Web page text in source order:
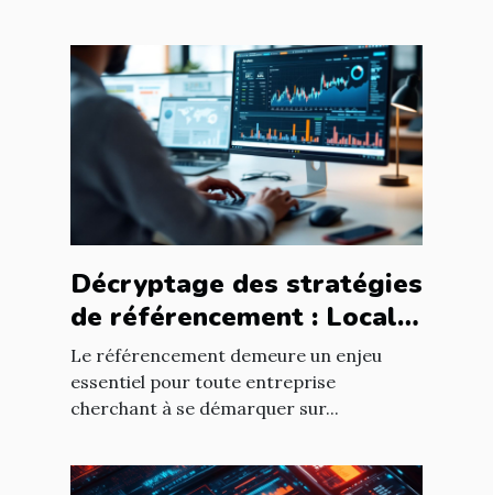
Décryptage des stratégies
de référencement : Local
vs National
Le référencement demeure un enjeu
essentiel pour toute entreprise
cherchant à se démarquer sur...